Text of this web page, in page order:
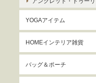
YOGAアイテム
HOMEインテリア雑貨
バッグ＆ポーチ